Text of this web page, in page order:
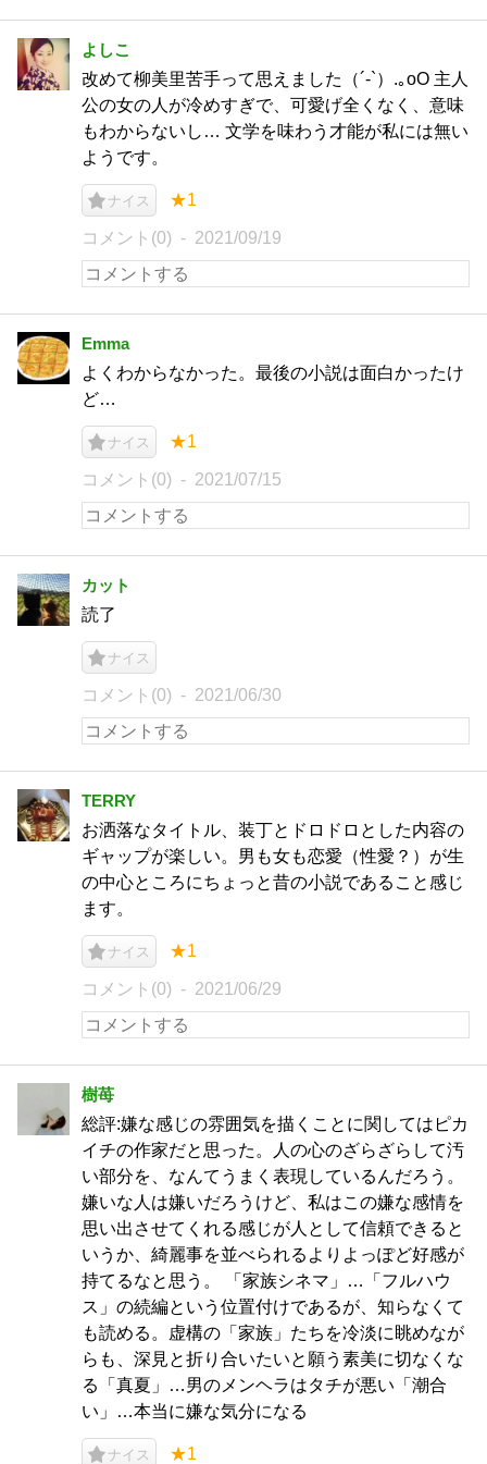
よしこ
改めて柳美里苦手って思えました（´-`）.｡oO 主人
公の女の人が冷めすぎで、可愛げ全くなく、意味
もわからないし… 文学を味わう才能が私には無い
ようです。
ナイス ★1
コメント(0) 2021/09/19
Emma
よくわからなかった。最後の小説は面白かったけ
ど…
ナイス ★1
コメント(0) 2021/07/15
カット
読了
ナイス
コメント(0) 2021/06/30
TERRY
お洒落なタイトル、装丁とドロドロとした内容の
ギャップが楽しい。男も女も恋愛（性愛？）が生
の中心ところにちょっと昔の小説であること感じ
ます。
ナイス ★1
コメント(0) 2021/06/29
樹苺
総評:嫌な感じの雰囲気を描くことに関してはピカ
イチの作家だと思った。人の心のざらざらして汚
い部分を、なんてうまく表現しているんだろう。
嫌いな人は嫌いだろうけど、私はこの嫌な感情を
思い出させてくれる感じが人として信頼できると
いうか、綺麗事を並べられるよりよっぽど好感が
持てるなと思う。 「家族シネマ」…「フルハウ
ス」の続編という位置付けであるが、知らなくて
も読める。虚構の「家族」たちを冷淡に眺めなが
らも、深見と折り合いたいと願う素美に切なくな
る「真夏」…男のメンヘラはタチが悪い「潮合
い」…本当に嫌な気分になる
ナイス ★1